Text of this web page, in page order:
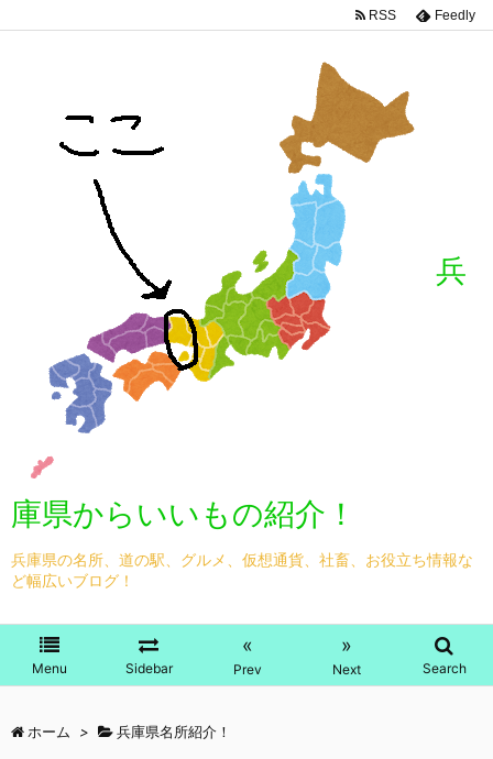
兵
庫県からいいもの紹介！
兵庫県の名所、道の駅、グルメ、仮想通貨、社畜、お役立ち情報な
ど幅広いブログ！
Menu Sidebar
«
Prev
»
Next Search
RSS Feedly
ホーム > 兵庫県名所紹介！